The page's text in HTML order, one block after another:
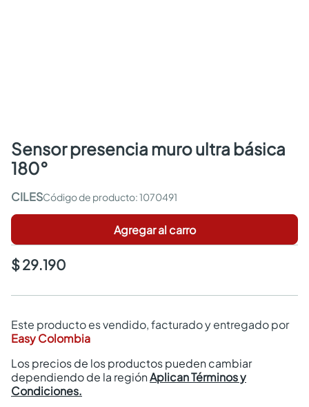
sensor presencia muro ultra básica
180°
CILES :1070491
Agregar al carro
$ 29.190
Este producto es vendido, facturado y entregado por
Easy Colombia
Los precios de los productos pueden cambiar
dependiendo de la regiónAplican Términos y
Condiciones.